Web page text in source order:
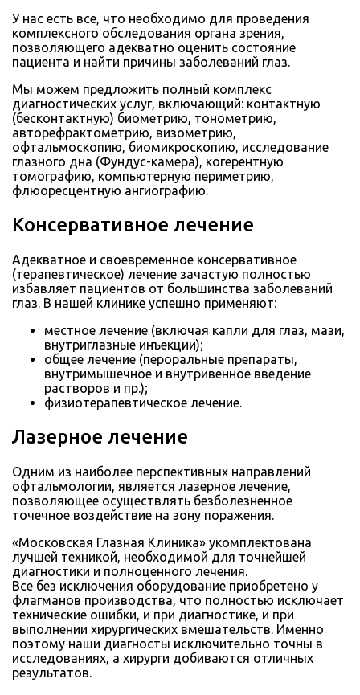
У нас есть все, что необходимо для проведения
комплексного обследования органа зрения,
позволяющего адекватно оценить состояние
пациента и найти причины заболеваний глаз.
Мы можем предложить полный комплекс
диагностических услуг, включающий: контактную
(бесконтактную) биометрию, тонометрию,
авторефрактометрию, визометрию,
офтальмоскопию, биомикроскопию, исследование
глазного дна (Фундус-камера), когерентную
томографию, компьютерную периметрию,
флюоресцентную ангиографию.
Консервативное лечение
Адекватное и своевременное консервативное
(терапевтическое) лечение зачастую полностью
избавляет пациентов от большинства заболеваний
глаз. В нашей клинике успешно применяют:
местное лечение (включая капли для глаз, мази,
внутриглазные инъекции);
общее лечение (пероральные препараты,
внутримышечное и внутривенное введение
растворов и пр.);
физиотерапевтическое лечение.
Лазерное лечение
Одним из наиболее перспективных направлений
офтальмологии, является лазерное лечение,
позволяющее осуществлять безболезненное
точечное воздействие на зону поражения.
«Московская Глазная Клиника» укомплектована
лучшей техникой, необходимой для точнейшей
диагностики и полноценного лечения.
Все без исключения оборудование приобретено у
флагманов производства, что полностью исключает
технические ошибки, и при диагностике, и при
выполнении хирургических вмешательств. Именно
поэтому наши диагносты исключительно точны в
исследованиях, а хирурги добиваются отличных
результатов.